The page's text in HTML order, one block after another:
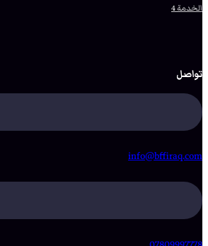
الخدمة 4
تواصل
info@bffiraq.com